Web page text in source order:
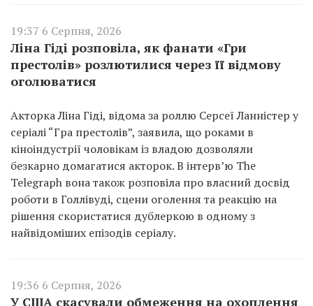
19:37 6 Серпня, 2026
Ліна Гіді розповіла, як фанати «Гри
престолів» розлютилися через її відмову
оголюватися
Акторка Ліна Гіді, відома за роллю Серсеї Ланністер у
серіалі “Гра престолів”, заявила, що роками в
кіноіндустрії чоловікам із владою дозволяли
безкарно домагатися акторок. В інтерв’ю The
Telegraph вона також розповіла про власний досвід
роботи в Голлівуді, сцени оголення та реакцію на
рішення скористатися дублеркою в одному з
найвідоміших епізодів серіалу.
19:36 6 Серпня, 2026
У США скасували обмеження на охоплення